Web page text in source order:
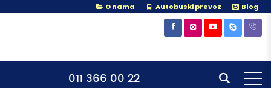
O nama Autobuski prevoz Blog
011 366 00 22
×
×